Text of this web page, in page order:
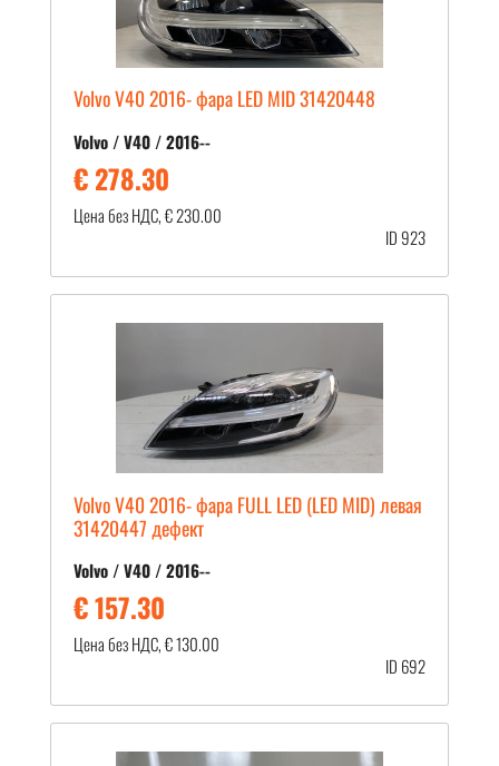
Volvo V40 2016- фара LED MID 31420448
Volvo / V40 / 2016--
€ 278.30
Цена без НДС, € 230.00
ID 923
Volvo V40 2016- фара FULL LED (LED MID) левая
31420447 дефект
Volvo / V40 / 2016--
€ 157.30
Цена без НДС, € 130.00
ID 692